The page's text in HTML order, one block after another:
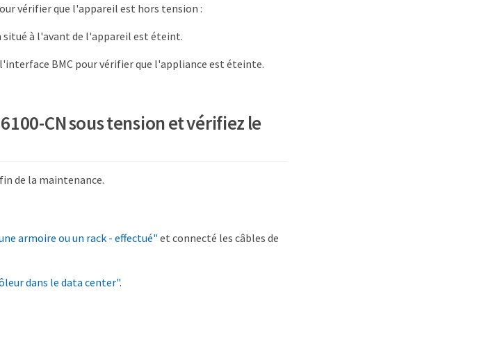
vérifier que l'appareil est hors tension :
à l'avant de l'appareil est éteint.
BMC pour vérifier que l'appliance est éteinte.
CN sous tension et vérifiez le
de la maintenance.
armoire ou un rack - effectué" et connecté les câbles de
dans le data center".